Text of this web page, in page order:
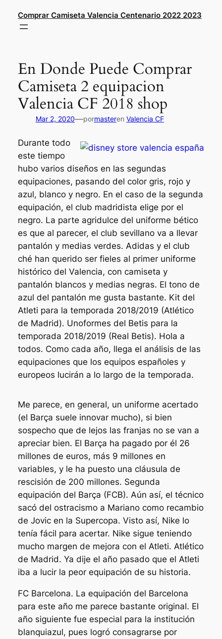
contenido
Comprar Camiseta Valencia Centenario 2022 2023
En Donde Puede Comprar
Camiseta 2 equipacion
Valencia CF 2018 shop
Mar 2, 2020—pormasteren Valencia CF
Durante todo
este tiempo
hubo varios diseños en las segundas
equipaciones, pasando del color gris, rojo y
azul, blanco y negro. En el caso de la segunda
equipación, el club madridista elige por el
negro. La parte agridulce del uniforme bético
es que al parecer, el club sevillano va a llevar
pantalón y medias verdes. Adidas y el club
ché han querido ser fieles al primer uniforme
histórico del Valencia, con camiseta y
pantalón blancos y medias negras. El tono de
azul del pantalón me gusta bastante. Kit del
Atleti para la temporada 2018/2019 (Atlético
de Madrid). Unoformes del Betis para la
temporada 2018/2019 (Real Betis). Hola a
todos. Como cada año, llega el análisis de las
equipaciones que los equipos españoles y
europeos lucirán a lo largo de la temporada.
Me parece, en general, un uniforme acertado
(el Barça suele innovar mucho), si bien
sospecho que de lejos las franjas no se van a
apreciar bien. El Barça ha pagado por él 26
millones de euros, más 9 millones en
variables, y le ha puesto una cláusula de
rescisión de 200 millones. Segunda
equipación del Barça (FCB). Aún así, el técnico
sacó del ostracismo a Mariano como recambio
de Jovic en la Supercopa. Visto así, Nike lo
tenía fácil para acertar. Nike sigue teniendo
mucho margen de mejora con el Atleti. Atlético
de Madrid. Ya dije el año pasado que el Atleti
iba a lucir la peor equipación de su historia.
FC Barcelona. La equipación del Barcelona
para este año me parece bastante original. El
año siguiente fue especial para la institución
blanquiazul, pues logró consagrarse por